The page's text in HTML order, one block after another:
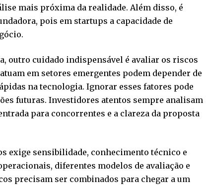
mais próxima da realidade. Além disso, é
pois em startups a capacidade de
outro cuidado indispensável é avaliar os riscos
em setores emergentes podem depender de
na tecnologia. Ignorar esses fatores pode
futuras. Investidores atentos sempre analisam
para concorrentes e a clareza da proposta
exige sensibilidade, conhecimento técnico e
diferentes modelos de avaliação e
precisam ser combinados para chegar a um